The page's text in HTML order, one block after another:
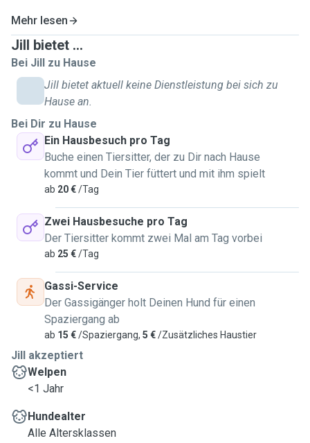
Mehr lesen
Jill bietet ...
Bei Jill zu Hause
Jill bietet aktuell keine Dienstleistung bei sich zu
Hause an.
Bei Dir zu Hause
Ein Hausbesuch pro Tag
Buche einen Tiersitter, der zu Dir nach Hause
kommt und Dein Tier füttert und mit ihm spielt
ab 20 €/Tag
Zwei Hausbesuche pro Tag
Der Tiersitter kommt zwei Mal am Tag vorbei
ab 25 €/Tag
Gassi-Service
Der Gassigänger holt Deinen Hund für einen
Spaziergang ab
ab 15 €/Spaziergang, 5 €/Zusätzliches Haustier
Jill akzeptiert
Welpen
<1 Jahr
Hundealter
Alle Altersklassen